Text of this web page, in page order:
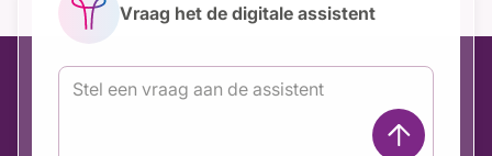
Vraag het de digitale assistent